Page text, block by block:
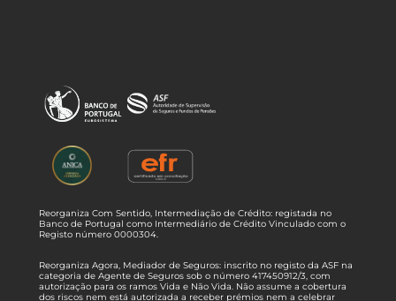
Reorganiza Com Sentido, Intermediação de Crédito: registada no
Banco de Portugal como Intermediário de Crédito Vinculado com o
Registo número 0000304.
Reorganiza Agora, Mediador de Seguros: inscrito no registo da ASF na
categoria de Agente de Seguros sob o número 417450912/3, com
autorização para os ramos Vida e Não Vida. Não assume a cobertura
dos riscos nem está autorizada a receber prémios nem a celebrar